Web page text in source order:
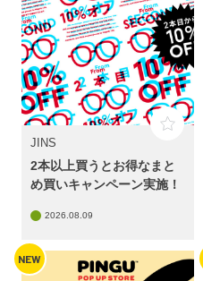
JINS
2本以上買うとお得なまと
め買いキャンペーン実施！
2026.08.09
NEW